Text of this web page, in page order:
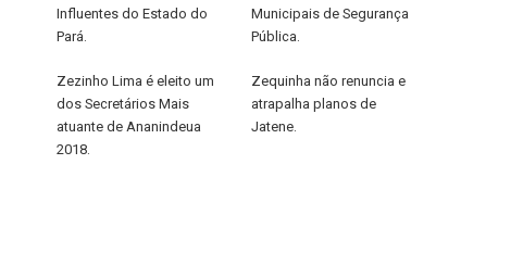
Influentes do Estado do
Pará.
Municipais de Segurança
Pública.
Zezinho Lima é eleito um
dos Secretários Mais
atuante de Ananindeua
2018.
Zequinha não renuncia e
atrapalha planos de
Jatene.